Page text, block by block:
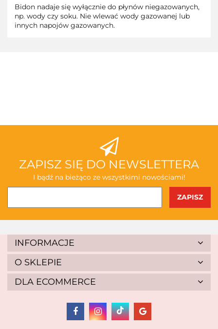
Bidon nadaje się wyłącznie do płynów niegazowanych,
np. wody czy soku. Nie wlewać wody gazowanej lub
innych napojów gazowanych.
ABAKUS
AKSJOMAT
ALBIS
ZAPISZ SIĘ DO NEWSLETTERA
I bądź na bieżąco ze wszystkimi nowościami!
INFORMACJE
O SKLEPIE
DLA ECOMMERCE